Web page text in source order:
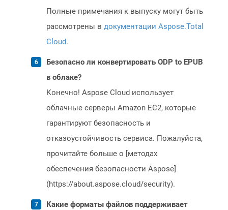
Полные примечания к выпуску могут быть
рассмотрены в документации Aspose.Total
Cloud.
Безопасно ли конвертировать ODP to EPUB
в облаке?
Конечно! Aspose Cloud использует
облачные серверы Amazon EC2, которые
гарантируют безопасность и
отказоустойчивость сервиса. Пожалуйста,
прочитайте больше о [методах
обеспечения безопасности Aspose]
(https://about.aspose.cloud/security).
Какие форматы файлов поддерживает